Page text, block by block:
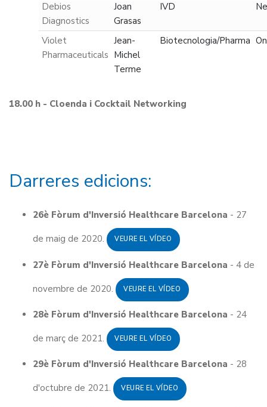
Debios
Diagnostics
Joan
Grasas
IVD
Violet
Pharmaceuticals
Jean-
Michel
Terme
Biotecnologia/Pharma
18.00 h - Cloenda i Cocktail Networking
Darreres edicions:
26è Fòrum d'Inversió Healthcare Barcelona - 27
de maig de 2020. VEURE EL VÍDEO
27è Fòrum d'Inversió Healthcare Barcelona - 4 de
novembre de 2020. VEURE EL VÍDEO
28è Fòrum d'Inversió Healthcare Barcelona - 24
de març de 2021. VEURE EL VÍDEO
29è Fòrum d'Inversió Healthcare Barcelona - 28
d'octubre de 2021. VEURE EL VÍDEO